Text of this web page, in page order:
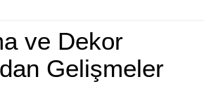
ve Dekor
Gelişmeler